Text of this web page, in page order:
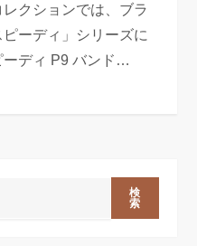
クションでは、ブラ
ーディ」シリーズに
ーディ P9 バンド…
検
索